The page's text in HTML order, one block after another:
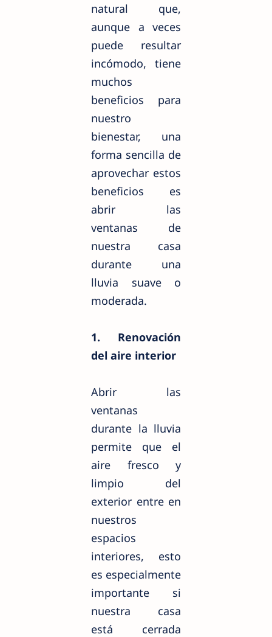
natural que,
aunque a veces
puede resultar
incómodo, tiene
muchos
beneficios para
nuestro
bienestar, una
forma sencilla de
aprovechar estos
beneficios es
abrir las
ventanas de
nuestra casa
durante una
lluvia suave o
moderada.
1. Renovación
del aire interior
Abrir las
ventanas
durante la lluvia
permite que el
aire fresco y
limpio del
exterior entre en
nuestros
espacios
interiores, esto
es especialmente
importante si
nuestra casa
está cerrada